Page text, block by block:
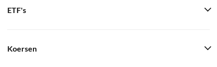
ETF's
Koersen